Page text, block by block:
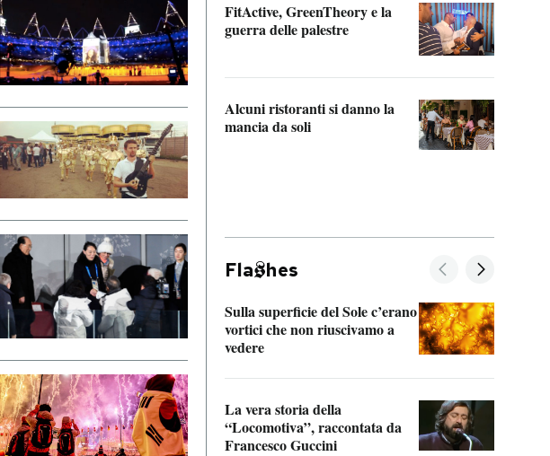
FitActive, GreenTheory e la
guerra delle palestre
Alcuni ristoranti si danno la
mancia da soli
Fla hes
Sulla superficie del Sole c’erano
vortici che non riuscivamo a
vedere
La vera storia della
“Locomotiva”, raccontata da
Francesco Guccini